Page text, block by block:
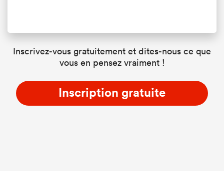
Inscrivez-vous gratuitement et dites-nous ce que
vous en pensez vraiment !
Inscription gratuite